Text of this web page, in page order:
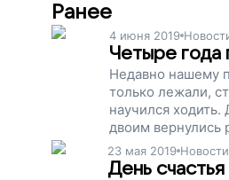
Ранее
4 июня 2019
Четыре
Недавно нашему
только лежали,
научился
двоим вернулись
могли
проект!
23 мая 2019
День